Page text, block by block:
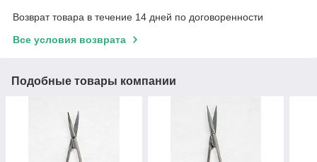
Возврат товара в течение 14 дней по договоренности
Все условия возврата
Подобные товары компании